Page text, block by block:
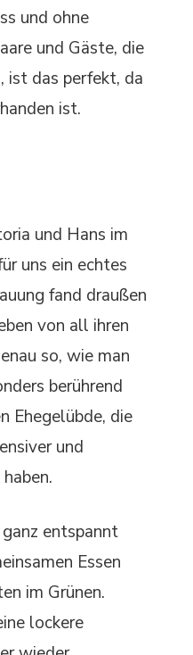
und ohne
und Gäste, die
ist das perfekt, da
ist.
und Hans im
uns ein echtes
fand draußen
von all ihren
so, wie man
berührend
Ehegelübde, die
und
entspannt
Essen
im Grünen.
lockere